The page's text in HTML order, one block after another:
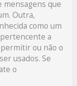
mensagens que
Outra,
como um
a
ou não o
usados. Se
o